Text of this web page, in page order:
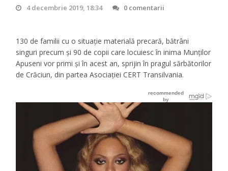
4 decembrie 2019, 18:34 0 comentarii
130 de familii cu o situație materială precară, bătrâni
singuri precum și 90 de copii care locuiesc în inima Munților
Apuseni vor primi și în acest an, sprijin în pragul sărbătorilor
de Crăciun, din partea Asociației CERT Transilvania.